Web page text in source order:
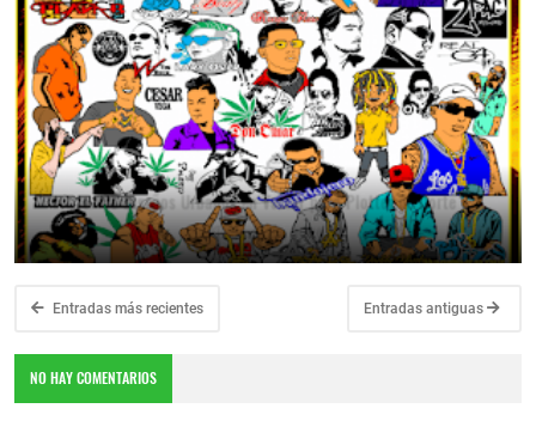
🔥 43 Diseños Urbanos en Vector para Plotter de Corte
June 25, 2026
Entradas más recientes Entradas antiguas
NO HAY COMENTARIOS